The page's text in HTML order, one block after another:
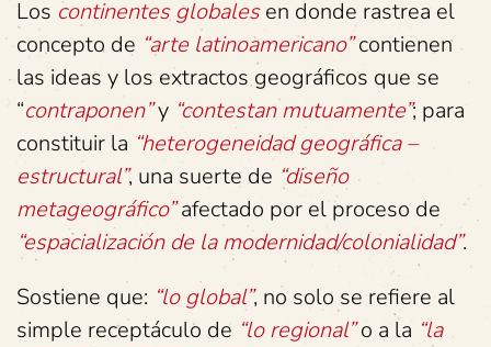
Los continentes globalesen donde rastrea el
concepto de “arte latinoamericano”contienen
las ideas y los extractos geográficos que se
“contraponen”y “contestan mutuamente”; para
constituir la “heterogeneidad geográfica –
estructural”, una suerte de “diseño
metageográfico”afectado por el proceso de
“espacialización de la modernidad/colonialidad”.
Sostiene que: “lo global”, no solo se refiere al
simple receptáculo de “lo regional”o a la “la